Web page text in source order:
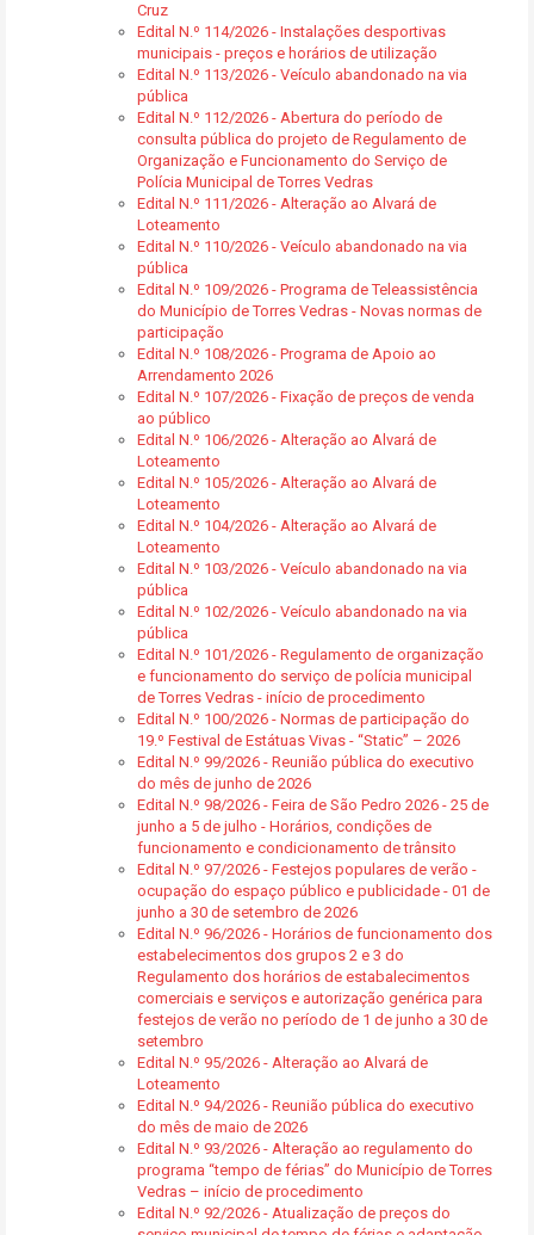
Cruz
Edital N.º 114/2026 - Instalações desportivas
municipais - preços e horários de utilização
Edital N.º 113/2026 - Veículo abandonado na via
pública
Edital N.º 112/2026 - Abertura do período de
consulta pública do projeto de Regulamento de
Organização e Funcionamento do Serviço de
Polícia Municipal de Torres Vedras
Edital N.º 111/2026 - Alteração ao Alvará de
Loteamento
Edital N.º 110/2026 - Veículo abandonado na via
pública
Edital N.º 109/2026 - Programa de Teleassistência
do Município de Torres Vedras - Novas normas de
participação
Edital N.º 108/2026 - Programa de Apoio ao
Arrendamento 2026
Edital N.º 107/2026 - Fixação de preços de venda
ao público
Edital N.º 106/2026 - Alteração ao Alvará de
Loteamento
Edital N.º 105/2026 - Alteração ao Alvará de
Loteamento
Edital N.º 104/2026 - Alteração ao Alvará de
Loteamento
Edital N.º 103/2026 - Veículo abandonado na via
pública
Edital N.º 102/2026 - Veículo abandonado na via
pública
Edital N.º 101/2026 - Regulamento de organização
e funcionamento do serviço de polícia municipal
de Torres Vedras - início de procedimento
Edital N.º 100/2026 - Normas de participação do
19.º Festival de Estátuas Vivas - “Static” – 2026
Edital N.º 99/2026 - Reunião pública do executivo
do mês de junho de 2026
Edital N.º 98/2026 - Feira de São Pedro 2026 - 25 de
junho a 5 de julho - Horários, condições de
funcionamento e condicionamento de trânsito
Edital N.º 97/2026 - Festejos populares de verão -
ocupação do espaço público e publicidade - 01 de
junho a 30 de setembro de 2026
Edital N.º 96/2026 - Horários de funcionamento dos
estabelecimentos dos grupos 2 e 3 do
Regulamento dos horários de estabalecimentos
comerciais e serviços e autorização genérica para
festejos de verão no período de 1 de junho a 30 de
setembro
Edital N.º 95/2026 - Alteração ao Alvará de
Loteamento
Edital N.º 94/2026 - Reunião pública do executivo
do mês de maio de 2026
Edital N.º 93/2026 - Alteração ao regulamento do
programa “tempo de férias” do Município de Torres
Vedras – início de procedimento
Edital N.º 92/2026 - Atualização de preços do